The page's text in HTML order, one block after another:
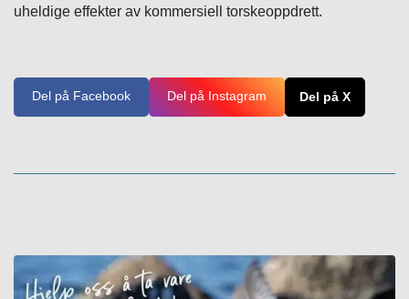
uheldige effekter av kommersiell torskeoppdrett.
Del på Facebook Del på Instagram Del på X